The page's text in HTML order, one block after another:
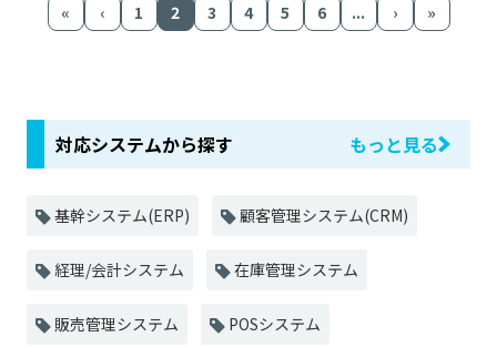
« ‹ 1 2 3 4 5 6 ... › »
対応システムから探す もっと見る
基幹システム(ERP) 顧客管理システム(CRM)
経理/会計システム 在庫管理システム
販売管理システム POSシステム